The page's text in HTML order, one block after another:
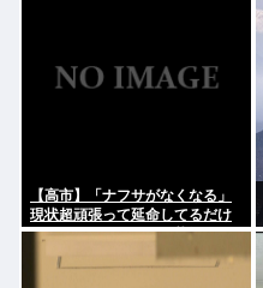
【高市】「ナフサがなくなる」
現状超頑張って延命してるだけ
でどんどん不足してる状況は改
善してないのにもうナフサある
ことになった理由